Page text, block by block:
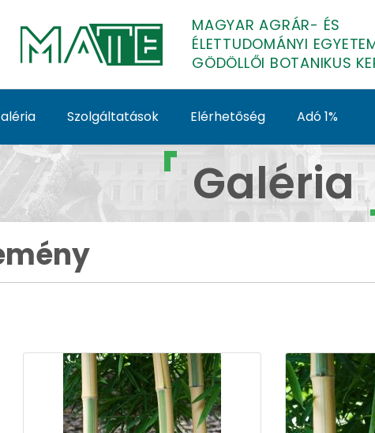
MAGYAR AGRÁR- ÉS
ÉLETTUDOMÁNYI
GÖDÖLLŐI BOTANIKUS
Szolgáltatások Elérhetőség Adó 1%
- Galéria -Galéria